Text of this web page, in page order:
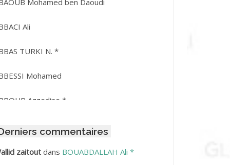
Ali
TURKI N. *
Mohamed
Azzedine *
Amar
Hamid
commentaires
zaitoutdans BOUABDALLAH Ali *